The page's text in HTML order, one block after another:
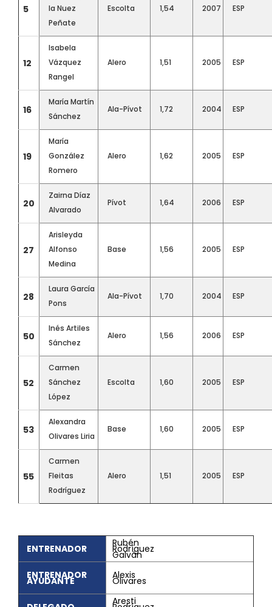
5
la Nuez
Peñate
Escolta 1,54 2007 ESP
12
Isabela
Vázquez
Rangel
Alero 1,51 2005 ESP
16
María Martín
Sánchez
Ala-Pívot 1,72 2004 ESP
19
María
González
Romero
Alero 1,62 2005 ESP
20
Zairna Díaz
Alvarado
Pívot 1,64 2006 ESP
27
Arisleyda
Alfonso
Medina
Base 1,56 2005 ESP
28
Laura García
Pons
Ala-Pívot 1,70 2004 ESP
50
Inés Artiles
Sánchez
Alero 1,56 2006 ESP
52
Carmen
Sánchez
López
Escolta 1,60 2005 ESP
53
Alexandra
Olivares Liria
Base 1,60 2005 ESP
55
Carmen
Fleitas
Rodríguez
Alero 1,51 2005 ESP
ENTRENADOR Rubén
Rodríguez
Galván
ENTRENADOR
AYUDANTE Alexis
Olivares
Aresti